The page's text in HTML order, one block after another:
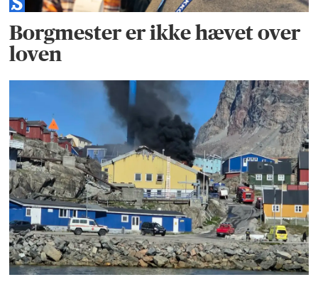
Borgmester er ikke hævet over
loven